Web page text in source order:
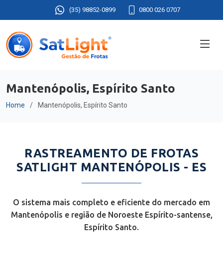
(35) 98852-0899 0800 026 0707
Mantenópolis, Espírito Santo
Home Mantenópolis, Espírito Santo
RASTREAMENTO DE FROTAS
SATLIGHT MANTENÓPOLIS - ES
O sistema mais completo e eficiente do mercado em
Mantenópolis e região de Noroeste Espírito-santense,
Espírito Santo.